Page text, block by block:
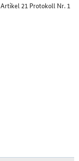
Artikel 21 Protokoll Nr. 1